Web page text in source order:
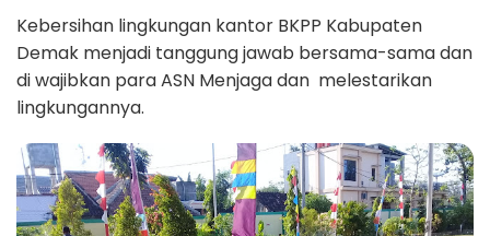
Kebersihan lingkungan kantor BKPP Kabupaten
Demak menjadi tanggung jawab bersama-sama dan
di wajibkan para ASN Menjaga dan melestarikan
lingkungannya.